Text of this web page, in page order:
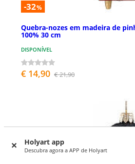
Holyart app
Descubra agora a APP de Holyart
-32%
Quebra-nozes em madeira de
100% 30 cm
DISPONÍVEL
€ 14,90 € 21,90